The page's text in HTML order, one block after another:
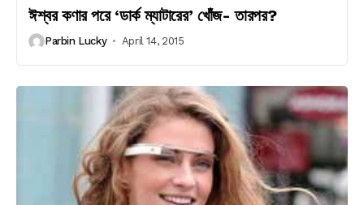
ঈশ্বর কণার পরে ‘ডার্ক ম্যাটারের’ খোঁজ- তারপর?
Parbin Lucky April 14, 2015